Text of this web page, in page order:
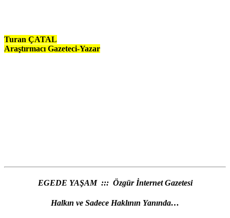
Turan ÇATAL
Araştırmacı Gazeteci-Yazar
EGEDE YAŞAM ::: Özgür İnternet Gazetesi
Halkın ve Sadece Haklının Yanında…